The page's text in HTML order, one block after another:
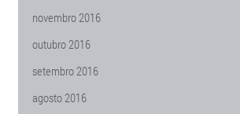
novembro 2016
outubro 2016
setembro 2016
agosto 2016